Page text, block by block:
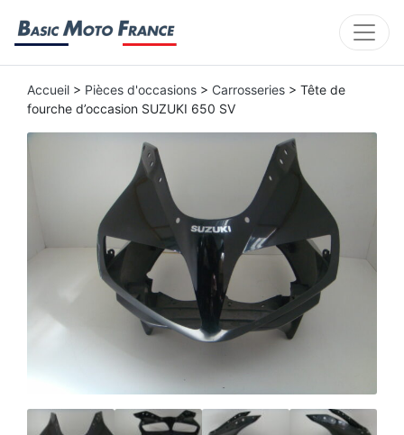
Accueil > Pièces d'occasions > Carrosseries > Tête de
fourche d’occasion SUZUKI 650 SV